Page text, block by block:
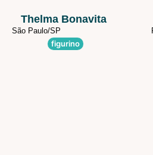
Thelma Bonavita
São Paulo/SP
figurino